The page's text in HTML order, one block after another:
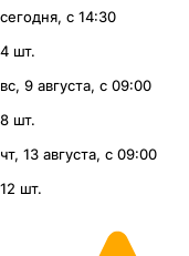
сегодня, с 14:30
4 шт.
вс, 9 августа, с 09:00
8 шт.
чт, 13 августа, с 09:00
12 шт.